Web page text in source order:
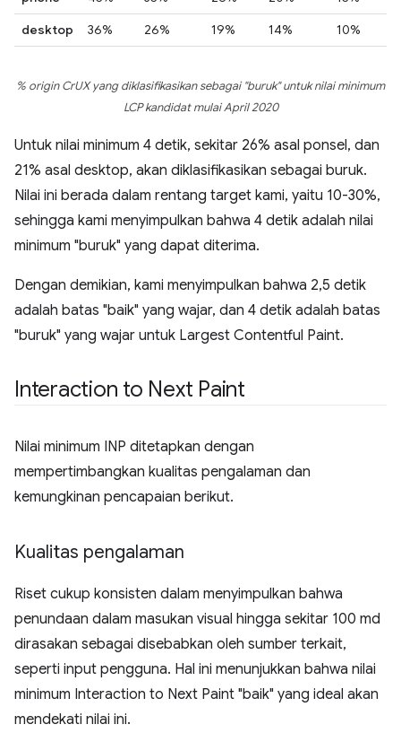
desktop
36% 26% 19% 14% 10%
% origin CrUX yang diklasifikasikan sebagai "buruk" untuk nilai minimum
LCP kandidat mulai April 2020
Untuk nilai minimum 4 detik, sekitar 26% asal ponsel, dan
21% asal desktop, akan diklasifikasikan sebagai buruk.
Nilai ini berada dalam rentang target kami, yaitu 10-30%,
sehingga kami menyimpulkan bahwa 4 detik adalah nilai
minimum "buruk" yang dapat diterima.
Dengan demikian, kami menyimpulkan bahwa 2,5 detik
adalah batas "baik" yang wajar, dan 4 detik adalah batas
"buruk" yang wajar untuk Largest Contentful Paint.
Interaction to Next Paint
Nilai minimum INP ditetapkan dengan
mempertimbangkan kualitas pengalaman dan
kemungkinan pencapaian berikut.
Kualitas pengalaman
Riset cukup konsisten dalam menyimpulkan bahwa
penundaan dalam masukan visual hingga sekitar 100 md
dirasakan sebagai disebabkan oleh sumber terkait,
seperti input pengguna. Hal ini menunjukkan bahwa nilai
minimum Interaction to Next Paint "baik" yang ideal akan
mendekati nilai ini.